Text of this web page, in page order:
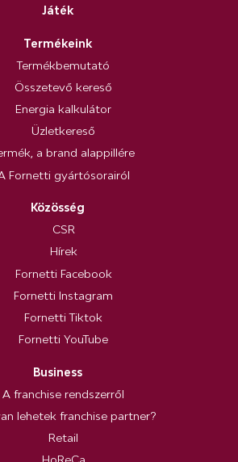
Játék
Termékeink
Termékbemutató
Összetevő kereső
Energia kalkulátor
Üzletkereső
a brand alappillére
Fornetti gyártósorairól
Közösség
CSR
Hírek
Fornetti Facebook
Fornetti Instagram
Fornetti Tiktok
Fornetti YouTube
Business
A franchise rendszerről
lehetek franchise partner?
Retail